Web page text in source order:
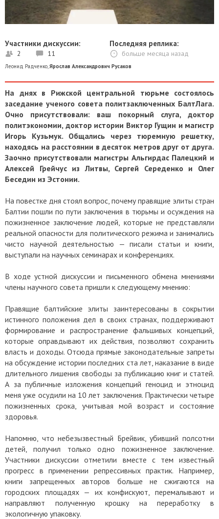
Участники дискуссии:
2 11
Последняя реплика:
больше месяца назад
Леонид Радченко Ярослав Александрович Русаков
На днях в Рижской центральной тюрьме состоялось
заседание ученого совета политзаключенных БалтЛага.
Очно присутствовали: ваш покорный слуга, доктор
политэкономии, доктор истории Виктор Гущин и магистр
Игорь Кузьмук. Общались через тюремную решетку,
находясь на расстоянии в десяток метров друг от друга.
Заочно присутствовали магистры Альгирдас Палецкий и
Алексей Грейчус из Литвы, Сергей Середенко и Олег
Беседин из Эстонии.
На повестке дня стоял вопрос, почему правящие элиты стран
Балтии пошли по пути заключения в тюрьмы и осуждения на
пожизненное заключение людей, которые не представляли
реальной опасности для политического режима и занимались
чисто научной деятельностью — писали статьи и книги,
выступали на научных семинарах и конференциях.
В ходе устной дискуссии и письменного обмена мнениями
члены научного совета пришли к следующему мнению:
Правящие балтийские элиты заинтересованы в сокрытии
истинного положения дел в своих странах, поддерживают
формирование и распространение фальшивых концепций,
которые оправдывают их действия, позволяют сохранить
власть и доходы. Отсюда прямые законодательные запреты
на обсуждение истории последних ста лет, наказание в виде
длительного лишения свободы за публикацию книг и статей.
А за публичные изложения концепций геноцид и этноцид
меня уже осудили на 10 лет заключения. Практически четыре
пожизненных срока, учитывая мой возраст и состояние
здоровья.
Напомню, что небезызвестный Брейвик, убивший полсотни
детей, получил только одно пожизненное заключение.
Участники дискуссии отметили вместе с тем известный
прогресс в применении репрессивных практик. Например,
книги запрещенных авторов больше не сжигаются на
городских площадях — их конфискуют, перемалывают и
направляют полученную крошку на переработку в
экологичную упаковку.